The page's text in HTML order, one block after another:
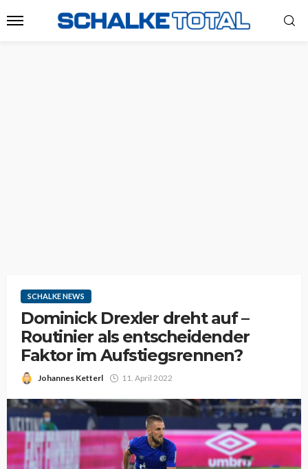
SCHALKE NEWS
Dominick Drexler dreht auf –
Routinier als entscheidender
Faktor im Aufstiegsrennen?
Johannes Ketterl 11. April 2022